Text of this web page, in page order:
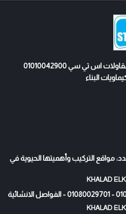
شركة المتخصص للتجارة والمقاولات اس تي سي 01010042900
البناء
مواقع التركيب وأهميتها الحيوية في